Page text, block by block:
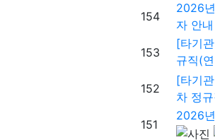
154
2026
자 안내
153
[타기
규직(
152
[타기
차 정
151
2026